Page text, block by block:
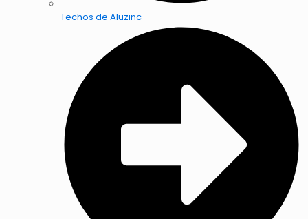
Techos de Aluzinc